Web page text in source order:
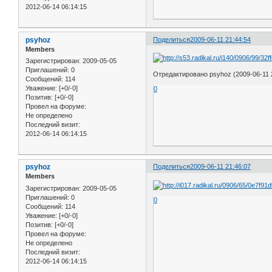
2012-06-14 06:14:15
Поделиться2009-06-11 21:44:54
psyhoz
Members
Зарегистрирован: 2009-05-05
Приглашений: 0
Сообщений: 114
Уважение: [+0/-0]
Позитив: [+0/-0]
Провел на форуме:
Не определено
Последний визит:
2012-06-14 06:14:15
Отредактировано psyhoz (2009-06-11
0
Поделиться2009-06-11 21:46:07
psyhoz
Members
Зарегистрирован: 2009-05-05
Приглашений: 0
Сообщений: 114
Уважение: [+0/-0]
Позитив: [+0/-0]
Провел на форуме:
Не определено
Последний визит:
2012-06-14 06:14:15
0